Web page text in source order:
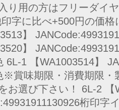
り用の方はフリーダイ
字に比べ+500円の価
】
】
6L-1 【WA1003514】
※賞味期限・消費期限・
お選び下さい！ 6L-2 【
桁印字